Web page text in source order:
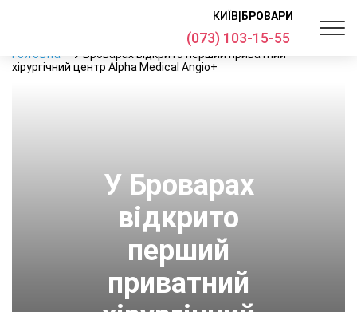
КИЇВ БРОВАРИ
(073) 103-15-55
Головна
У Броварах відкрито перший приватний
хірургічний центр Alpha Medical Angio+
У Броварах
відкрито
перший
приватний